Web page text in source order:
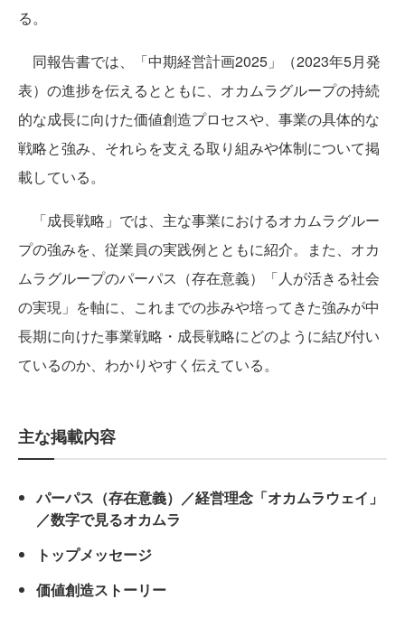
る。
同報告書では、「中期経営計画2025」（2023年5月発
表）の進捗を伝えるとともに、オカムラグループの持続
的な成長に向けた価値創造プロセスや、事業の具体的な
戦略と強み、それらを支える取り組みや体制について掲
載している。
「成長戦略」では、主な事業におけるオカムラグルー
プの強みを、従業員の実践例とともに紹介。また、オカ
ムラグループのパーパス（存在意義）「人が活きる社会
の実現」を軸に、これまでの歩みや培ってきた強みが中
長期に向けた事業戦略・成長戦略にどのように結び付い
ているのか、わかりやすく伝えている。
主な掲載内容
パーパス（存在意義）／経営理念「オカムラウェイ」
／数字で見るオカムラ
トップメッセージ
価値創造ストーリー